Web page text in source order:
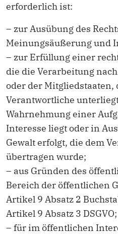
erforderlich ist:
– zur Ausübung des
Meinungsäußerung und
– zur Erfüllung einer
die die Verarbeitung
oder der Mitgliedstaaten,
Verantwortliche
Wahrnehmung einer
Interesse liegt oder in
Gewalt erfolgt, die dem
übertragen wurde;
– aus Gründen des
Bereich der öffentlichen
Artikel 9 Absatz 2
Artikel 9 Absatz 3 DSGVO;
– für im öffentlichen